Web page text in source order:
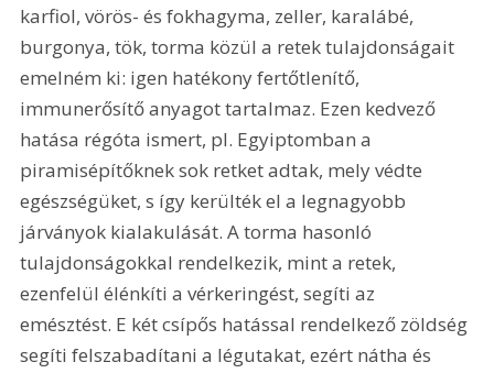
karfiol, vörös- és fokhagyma, zeller, karalábé,
burgonya, tök, torma közül a retek tulajdonságait
emelném ki: igen hatékony fertőtlenítő,
immunerősítő anyagot tartalmaz. Ezen kedvező
hatása régóta ismert, pl. Egyiptomban a
piramisépítőknek sok retket adtak, mely védte
egészségüket, s így kerülték el a legnagyobb
járványok kialakulását. A torma hasonló
tulajdonságokkal rendelkezik, mint a retek,
ezenfelül élénkíti a vérkeringést, segíti az
emésztést. E két csípős hatással rendelkező zöldség
segíti felszabadítani a légutakat, ezért nátha és